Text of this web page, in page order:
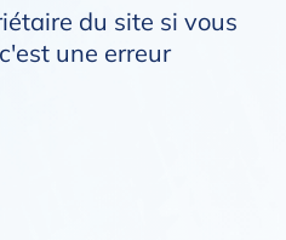
du site si vous
une erreur